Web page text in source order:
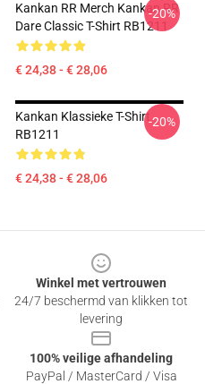
Kankan RR Merch Kankan RR
Dare Classic T-Shirt RB1211
€ 24,38 - € 28,06
-20%
Kankan Klassieke T-Shirt
RB1211
€ 24,38 - € 28,06
-20%
Winkel met vertrouwen
24/7 beschermd van klikken tot
levering
100% veilige afhandeling
PayPal / MasterCard / Visa